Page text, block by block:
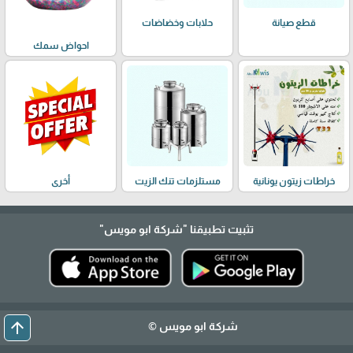
قطع صيانة حلابات وخضاضات
احواض سمك
خراطات زيتون يونانية مستلزمات تنك الزيت أخرى
تثبيت تطبيقنا "شركة ابو مويس"
شركة ابو مويس © arrow_upward